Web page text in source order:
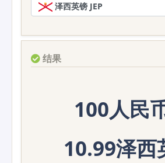
泽西英镑 JEP
结果
100人民
10.99泽西